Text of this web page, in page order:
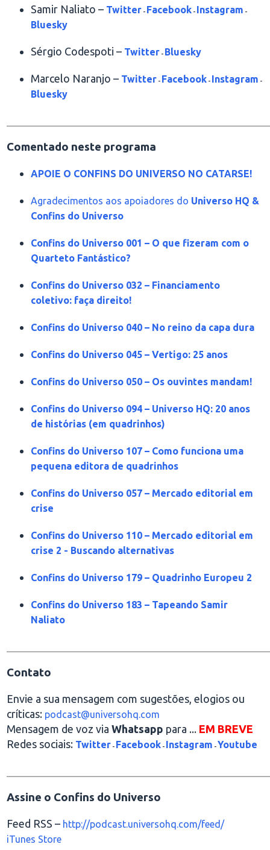
Samir Naliato – Twitter - Facebook - Instagram -
Bluesky
Sérgio Codespoti – Twitter - Bluesky
Marcelo Naranjo – Twitter - Facebook - Instagram -
Bluesky
Comentado neste programa
APOIE O CONFINS DO UNIVERSO NO CATARSE!
Agradecimentos aos apoiadores do Universo HQ &
Confins do Universo
Confins do Universo 001 – O que fizeram com o
Quarteto Fantástico?
Confins do Universo 032 – Financiamento
coletivo: faça direito!
Confins do Universo 040 – No reino da capa dura
Confins do Universo 045 – Vertigo: 25 anos
Confins do Universo 050 – Os ouvintes mandam!
Confins do Universo 094 – Universo HQ: 20 anos
de histórias (em quadrinhos)
Confins do Universo 107 – Como funciona uma
pequena editora de quadrinhos
Confins do Universo 057 – Mercado editorial em
crise
Confins do Universo 110 – Mercado editorial em
crise 2 - Buscando alternativas
Confins do Universo 179 – Quadrinho Europeu 2
Confins do Universo 183 – Tapeando Samir
Naliato
Contato
Envie a sua mensagem com sugestões, elogios ou
críticas: podcast@universohq.com
Mensagem de voz viaWhatsapp para ... EM BREVE
Redes sociais: Twitter - Facebook - Instagram - Youtube
Assine o Confins do Universo
Feed RSS – http://podcast.universohq.com/feed/
iTunes Store